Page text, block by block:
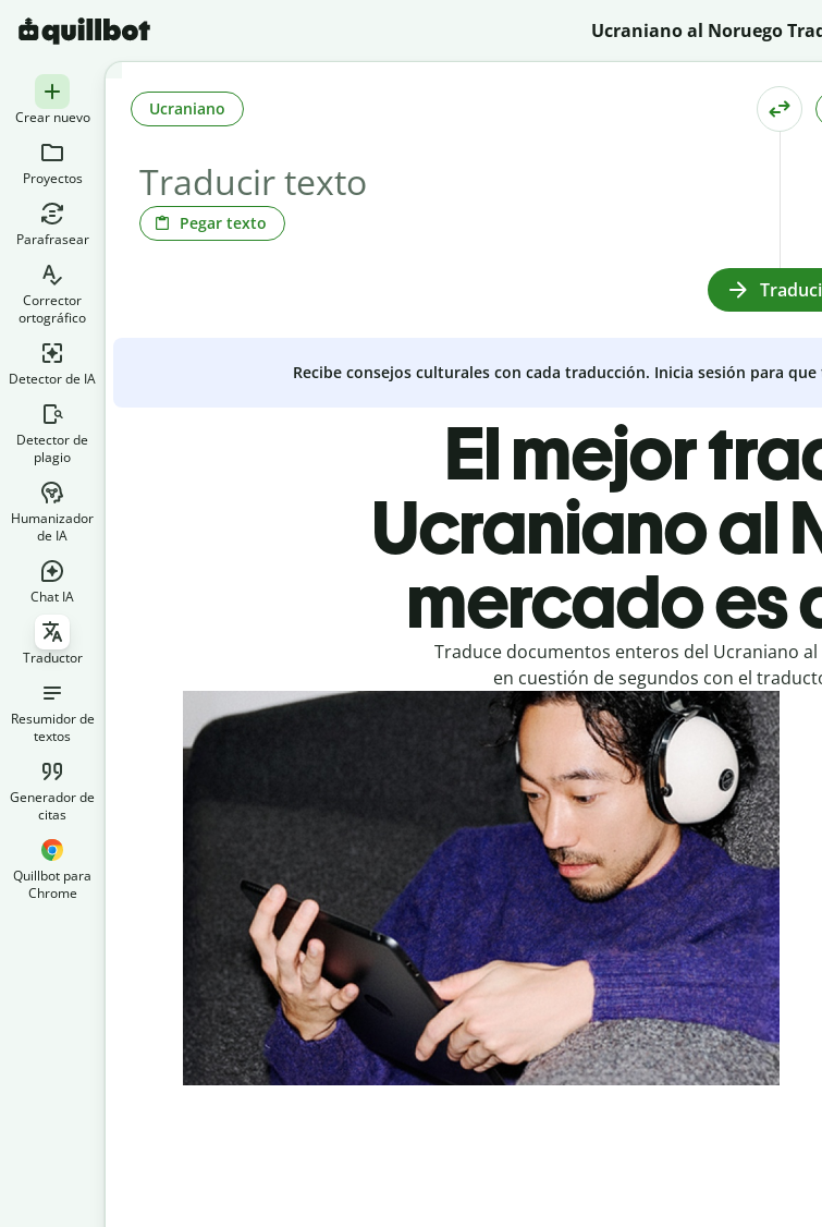
Ucraniano al Noruego
Crear nuevo
Proyectos
Parafrasear
Corrector
ortográfico
Detector de IA
Detector de
plagio
Humanizador
de IA
Chat IA
Traductor
Resumidor de
textos
Generador de
citas
Quillbot para
Chrome
Pegar texto
Ucraniano
Recibe consejos culturales con cada traducción. Inicia sesión para
El mejor
Ucraniano al
mercado es
Traduce documentos enteros del Ucraniano
en cuestión de segundos con el